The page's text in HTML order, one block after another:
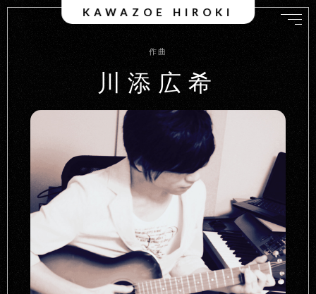
KAWAZOE HIROKI
作曲
川添広希